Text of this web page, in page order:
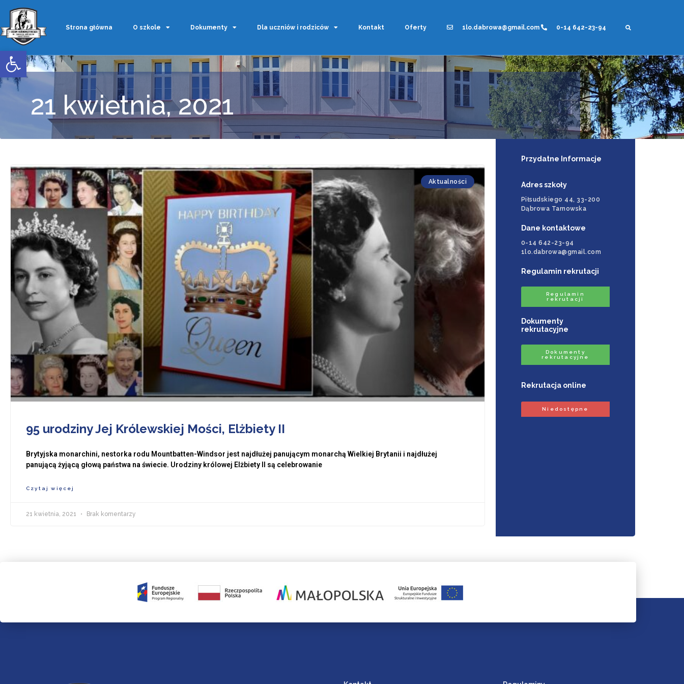
Otwórz pasek narzędzi
Strona główna O szkole Dokumenty Dla uczniów i rodziców Kontakt Oferty 1lo.dabrowa@gmail.com 0-14 642-23-94
21 kwietnia, 2021
Aktualności
95 urodziny Jej Królewskiej Mości, Elżbiety II
Brytyjska monarchini, nestorka rodu Mountbatten-Windsor jest najdłużej panującym monarchą Wielkiej Brytanii i najdłużej
panującą żyjącą głową państwa na świecie. Urodziny królowej Elżbiety II są celebrowanie
Czytaj więcej
21 kwietnia, 2021 Brak komentarzy
Przydatne Informacje
Adres szkoły
Piłsudskiego 44, 33-200
Dąbrowa Tarnowska
Dane kontaktowe
0-14 642-23-94
1lo.dabrowa@gmail.com
Regulamin rekrutacji
Regulamin
rekrutacji
Dokumenty
rekrutacyjne
Dokumenty
rekrutacyjne
Rekrutacja online
Niedostępne